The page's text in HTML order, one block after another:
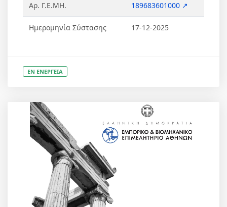
Αρ. Γ.Ε.ΜΗ. 189683601000 ↗
Ημερομηνία Σύστασης 17-12-2025
ΕΝ ΕΝΕΡΓΕΙΑ